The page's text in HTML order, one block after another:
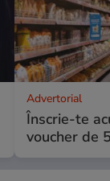
Advertorial
Înscrie-te
voucher de